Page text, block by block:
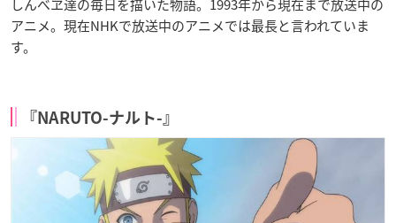
しんべヱ達の毎日を描いた物語。1993年から現在まで放送中の
アニメ。現在NHKで放送中のアニメでは最長と言われていま
す。
『NARUTO-ナルト-』